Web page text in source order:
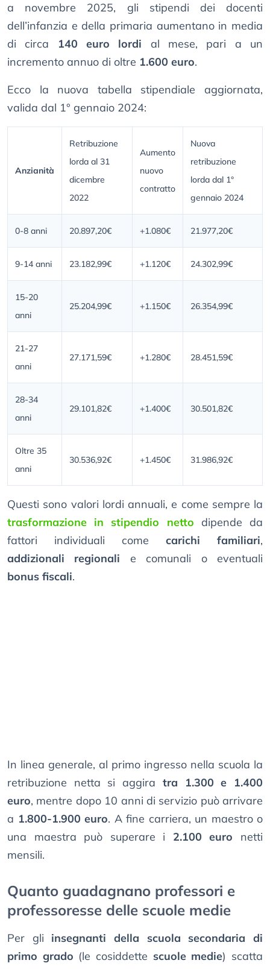
a novembre 2025, gli stipendi dei docenti
dell’infanzia e della primaria aumentano in media
di circa
140 euro lordi al mese, pari a un
incremento annuo di oltre 1.600 euro.
Ecco la nuova tabella stipendiale aggiornata,
valida dal 1° gennaio 2024:
Anzianità
Retribuzione
lorda al 31
dicembre
2022
Aumento
nuovo
contratto
Nuova
retribuzione
lorda dal 1°
gennaio 2024
0-8 anni 20.897,20€ +1.080€ 21.977,20€
9-14 anni 23.182,99€ +1.120€ 24.302,99€
15-20
anni
25.204,99€ +1.150€ 26.354,99€
21-27
anni
27.171,59€ +1.280€ 28.451,59€
28-34
anni
29.101,82€ +1.400€ 30.501,82€
Oltre 35
anni
30.536,92€ +1.450€ 31.986,92€
Questi sono valori lordi annuali, e come sempre la
trasformazione in stipendio netto dipende da
fattori individuali come carichi familiari,
addizionali regionali e comunali o eventuali
bonus fiscali.
In linea generale, al primo ingresso nella scuola la
retribuzione netta si aggira tra 1.300 e 1.400
euro, mentre dopo 10 anni di servizio può arrivare
a 1.800-1.900 euro. A fine carriera, un maestro o
una maestra può superare i 2.100 euro netti
mensili.
Quanto guadagnano professori e
professoresse delle scuole medie
Per gli insegnanti della scuola secondaria di
primo grado (le cosiddette scuole medie) scatta